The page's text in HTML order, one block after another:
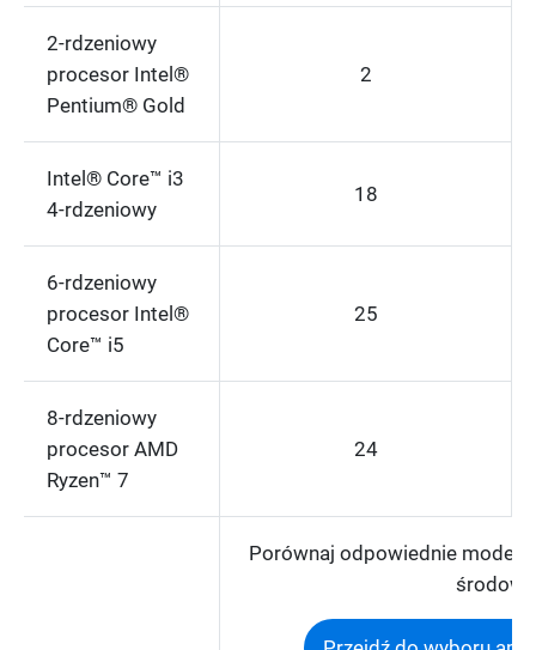
2-rdzeniowy
procesor Intel®
Pentium® Gold
2
Intel® Core™ i3
4-rdzeniowy
18
6-rdzeniowy
procesor Intel®
Core™ i5
25
8-rdzeniowy
procesor AMD
Ryzen™ 7
24
Porównaj odpowiednie